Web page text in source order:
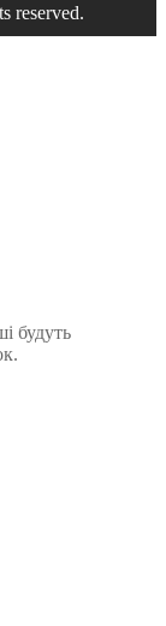
reserved.
будуть